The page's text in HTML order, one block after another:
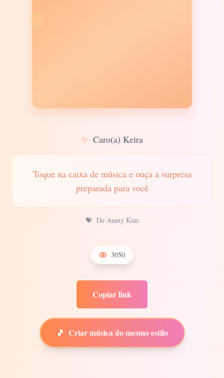
✨ Caro(a) Keira
Toque na caixa de música e ouça a surpresa
preparada para você
💝 De Aunty Kim
3050
Copiar link
🎵 Criar música do mesmo estilo